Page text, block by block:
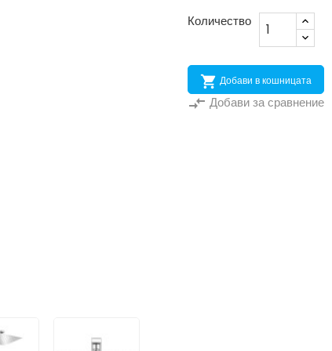
Количество
 Добави в кошницата
compare_arrows Добави за сравнение